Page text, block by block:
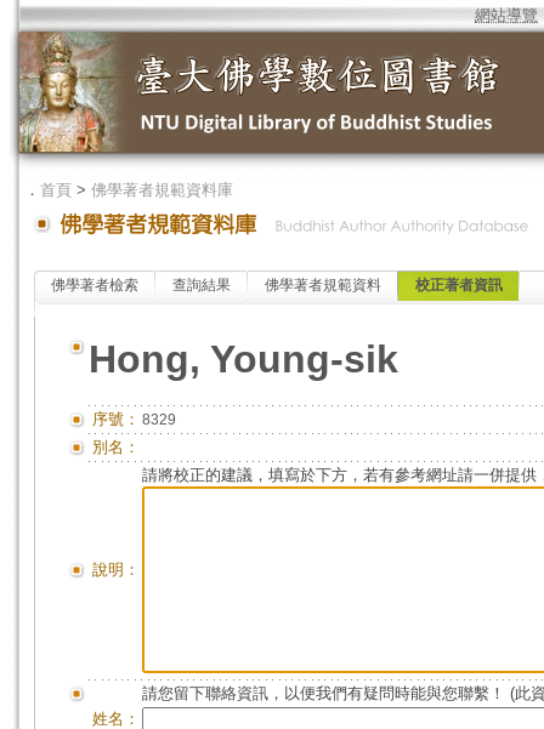
網站導覽
． 首頁 > 佛學著者規範資料庫
佛學著者檢索 查詢結果 佛學著者規範資料 校正著者資訊
Hong, Young-sik
序號： 8329
別名：
說明：
請將校正的建議，填寫於下方，若有參考網址請一併提供
請您留下聯絡資訊，以便我們有疑問時能與您聯繫！ (此
姓名：